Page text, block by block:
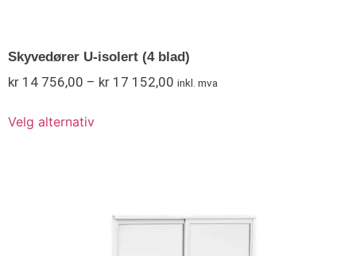
Skyvedører U-isolert (4 blad)
kr 14 756,00 – kr 17 152,00 inkl. mva
Velg alternativ